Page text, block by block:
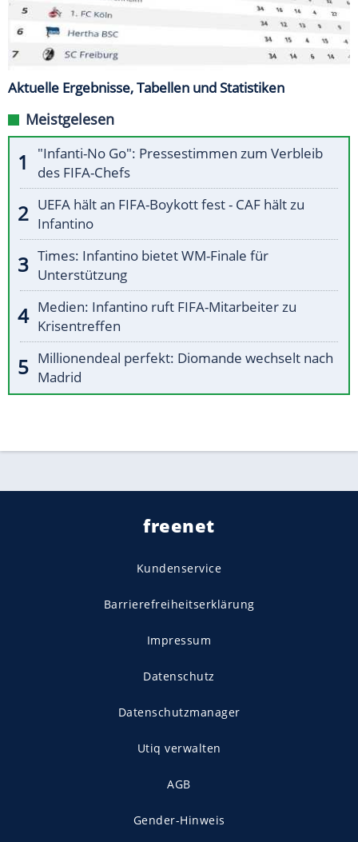
Aktuelle Ergebnisse, Tabellen und Statistiken
Meistgelesen
"Infanti-No Go": Pressestimmen zum Verbleib
des FIFA-Chefs
UEFA hält an FIFA-Boykott fest - CAF hält zu
Infantino
Times: Infantino bietet WM-Finale für
Unterstützung
Medien: Infantino ruft FIFA-Mitarbeiter zu
Krisentreffen
Millionendeal perfekt: Diomande wechselt nach
Madrid
freenet
Kundenservice
Barrierefreiheitserklärung
Impressum
Datenschutz
Datenschutzmanager
Utiq verwalten
AGB
Gender-Hinweis